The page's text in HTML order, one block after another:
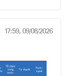
17:59, 09/08/2026